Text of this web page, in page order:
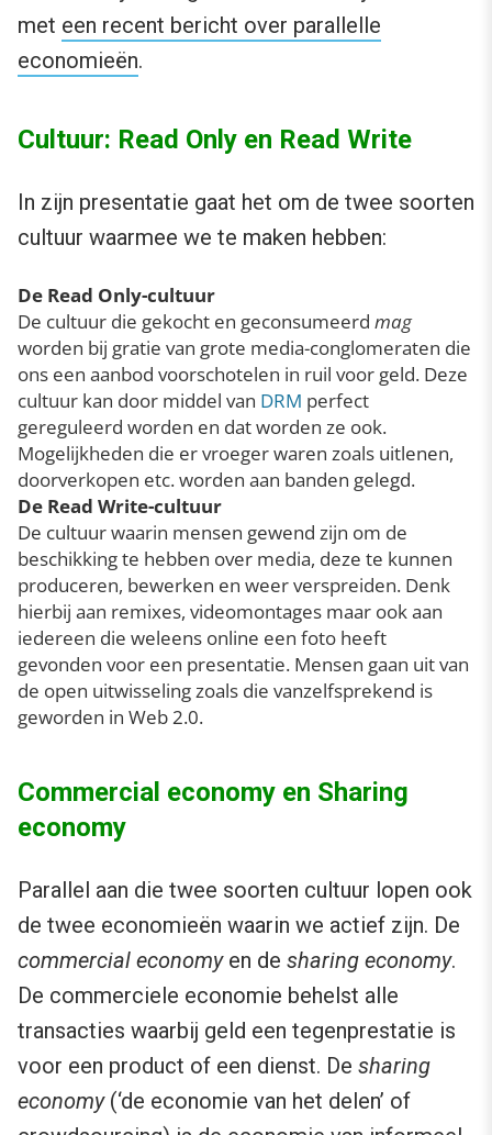
met een recent bericht over parallelle
economieën.
Cultuur: Read Only en Read Write
In zijn presentatie gaat het om de twee soorten
cultuur waarmee we te maken hebben:
De Read Only-cultuur
De cultuur die gekocht en geconsumeerd mag
worden bij gratie van grote media-conglomeraten die
ons een aanbod voorschotelen in ruil voor geld. Deze
cultuur kan door middel van DRM perfect
gereguleerd worden en dat worden ze ook.
Mogelijkheden die er vroeger waren zoals uitlenen,
doorverkopen etc. worden aan banden gelegd.
De Read Write-cultuur
De cultuur waarin mensen gewend zijn om de
beschikking te hebben over media, deze te kunnen
produceren, bewerken en weer verspreiden. Denk
hierbij aan remixes, videomontages maar ook aan
iedereen die weleens online een foto heeft
gevonden voor een presentatie. Mensen gaan uit van
de open uitwisseling zoals die vanzelfsprekend is
geworden in Web 2.0.
Commercial economy en Sharing
economy
Parallel aan die twee soorten cultuur lopen ook
de twee economieën waarin we actief zijn. De
commercial economyen de sharing economy.
De commerciele economie behelst alle
transacties waarbij geld een tegenprestatie is
voor een product of een dienst. De sharing
economy(‘de economie van het delen’ of